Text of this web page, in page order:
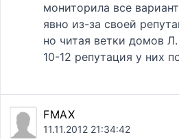
мониторила все
явно из-за своей
но читая ветки домов
10-12 репутация у них
FMAX
11.11.2012 21:34:42